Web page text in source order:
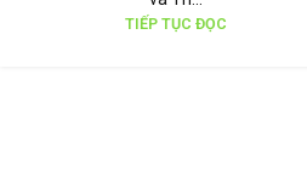
TIẾP TỤC ĐỌC